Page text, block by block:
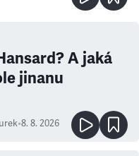
A jaká
jinanu
•8. 8. 2026